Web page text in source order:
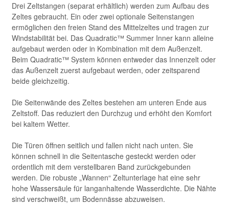
Drei Zeltstangen (separat erhältlich) werden zum Aufbau des
Zeltes gebraucht. Ein oder zwei optionale Seitenstangen
ermöglichen den freien Stand des Mittelzeltes und tragen zur
Windstabilität bei. Das Quadratic™ Summer Inner kann alleine
aufgebaut werden oder in Kombination mit dem Außenzelt.
Beim Quadratic™ System können entweder das Innenzelt oder
das Außenzelt zuerst aufgebaut werden, oder zeitsparend
beide gleichzeitig.
Die Seitenwände des Zeltes bestehen am unteren Ende aus
Zeltstoff. Das reduziert den Durchzug und erhöht den Komfort
bei kaltem Wetter.
Die Türen öffnen seitlich und fallen nicht nach unten. Sie
können schnell in die Seitentasche gesteckt werden oder
ordentlich mit dem verstellbaren Band zurückgebunden
werden. Die robuste „Wannen“ Zeltunterlage hat eine sehr
hohe Wassersäule für langanhaltende Wasserdichte. Die Nähte
sind verschweißt, um Bodennässe abzuweisen.